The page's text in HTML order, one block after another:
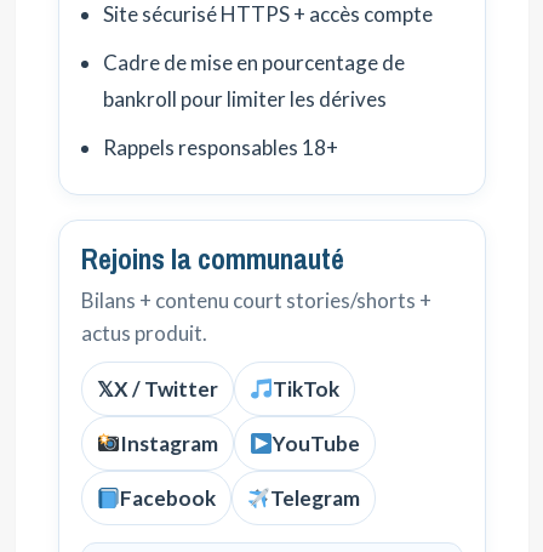
Site sécurisé HTTPS + accès compte
Cadre de mise en pourcentage de
bankroll pour limiter les dérives
Rappels responsables 18+
Rejoins la communauté
Bilans + contenu court stories/shorts +
actus produit.
𝕏X / Twitter TikTok
Instagram YouTube
Facebook Telegram